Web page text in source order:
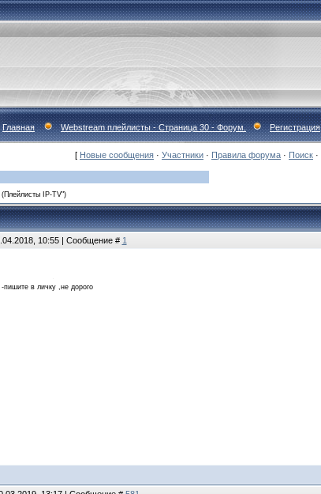
Главная Webstream плейлисты - Страница 30 - Форум. Регистрация
[ Новые сообщения · Участники · Правила форума · Поиск ·
(Плейлисты IP-TV")
10:55 | Сообщение # 1
пишите в личку ,не дорого